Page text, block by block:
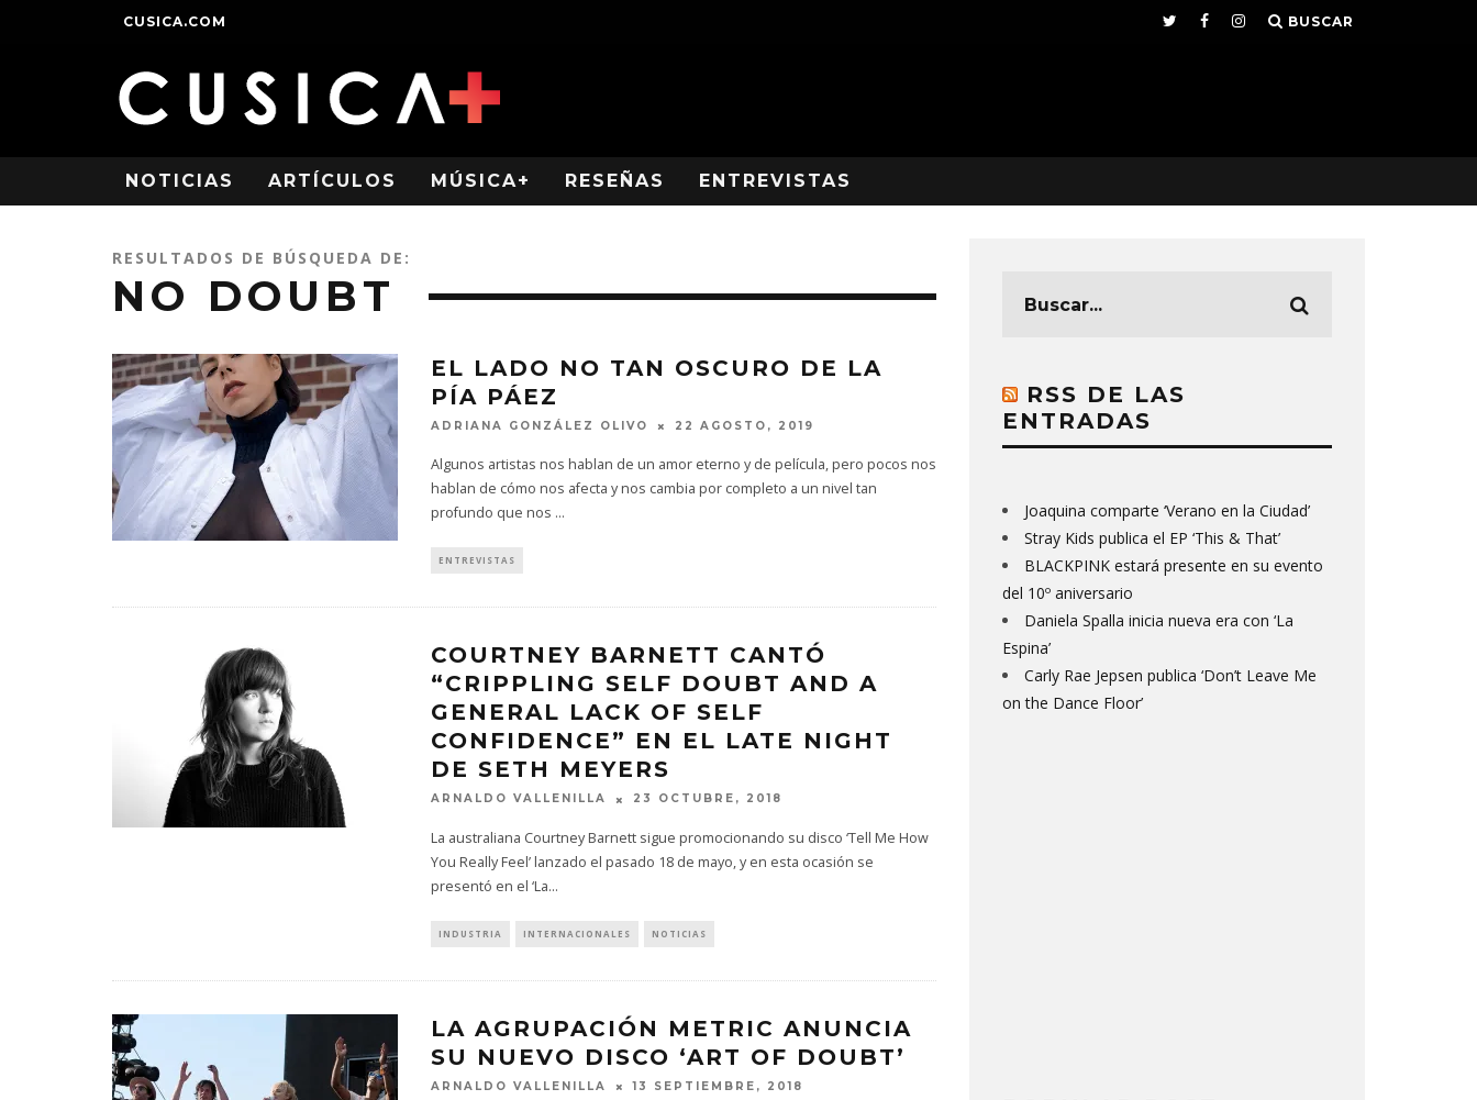
CUSICA.COM BUSCAR
NOTICIAS ARTÍCULOS MÚSICA+ RESEÑAS ENTREVISTAS
RESULTADOS DE BÚSQUEDA DE:
NO DOUBT
EL LADO NO TAN OSCURO DE LA
PÍA PÁEZ
ADRIANA GONZÁLEZ OLIVO 22 AGOSTO, 2019
Algunos artistas nos hablan de un amor eterno y de película, pero pocos nos
hablan de cómo nos afecta y nos cambia por completo a un nivel tan
profundo que nos ...
ENTREVISTAS
COURTNEY BARNETT CANTÓ
“CRIPPLING SELF DOUBT AND A
GENERAL LACK OF SELF
CONFIDENCE” EN EL LATE NIGHT
DE SETH MEYERS
ARNALDO VALLENILLA 23 OCTUBRE, 2018
La australiana Courtney Barnett sigue promocionando su disco ‘Tell Me How
You Really Feel’ lanzado el pasado 18 de mayo, y en esta ocasión se
presentó en el ‘La...
INDUSTRIA INTERNACIONALES NOTICIAS
LA AGRUPACIÓN METRIC ANUNCIA
SU NUEVO DISCO ‘ART OF DOUBT’
ARNALDO VALLENILLA 13 SEPTIEMBRE, 2018
RSS DE LAS
ENTRADAS
Joaquina comparte ‘Verano en la Ciudad’
Stray Kids publica el EP ‘This & That’
BLACKPINK estará presente en su evento
del 10º aniversario
Daniela Spalla inicia nueva era con ‘La
Espina’
Carly Rae Jepsen publica ‘Don’t Leave Me
on the Dance Floor’